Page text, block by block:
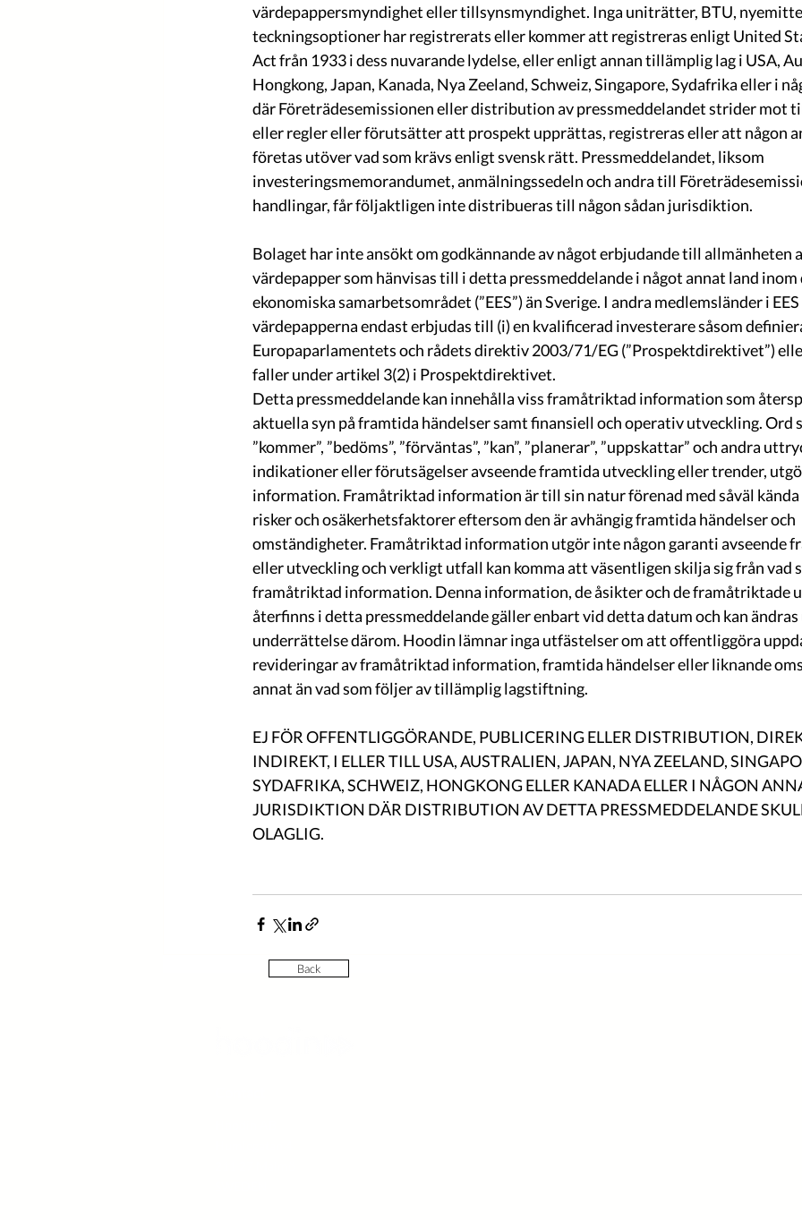
värdepappersmyndighet eller tillsynsmyndighet. Inga uniträtter, BTU,
teckningsoptioner har registrerats eller kommer att registreras enligt United
Act från 1933 i dess nuvarande lydelse, eller enligt annan tillämplig lag i USA,
Hongkong, Japan, Kanada, Nya Zeeland, Schweiz, Singapore, Sydafrika eller i
där Företrädesemissionen eller distribution av pressmeddelandet strider mot
eller regler eller förutsätter att prospekt upprättas, registreras eller att någon
företas utöver vad som krävs enligt svensk rätt. Pressmeddelandet, liksom
investeringsmemorandumet, anmälningssedeln och andra till
handlingar, får följaktligen inte distribueras till någon sådan jurisdiktion.
Bolaget har inte ansökt om godkännande av något erbjudande till allmänheten
värdepapper som hänvisas till i detta pressmeddelande i något annat land inom
ekonomiska samarbetsområdet (”EES”) än Sverige. I andra medlemsländer i
värdepapperna endast erbjudas till (i) en kvalificerad investerare såsom
Europaparlamentets och rådets direktiv 2003/71/EG (”Prospektdirektivet”)
faller under artikel 3(2) i Prospektdirektivet.
Detta pressmeddelande kan innehålla viss framåtriktad information som
aktuella syn på framtida händelser samt finansiell och operativ utveckling. Ord
”kommer”, ”bedöms”, ”förväntas”, ”kan”, ”planerar”, ”uppskattar” och andra
indikationer eller förutsägelser avseende framtida utveckling eller trender,
information. Framåtriktad information är till sin natur förenad med såväl kända
risker och osäkerhetsfaktorer eftersom den är avhängig framtida händelser och
omständigheter. Framåtriktad information utgör inte någon garanti avseende
eller utveckling och verkligt utfall kan komma att väsentligen skilja sig från vad
framåtriktad information. Denna information, de åsikter och de framåtriktade
återfinns i detta pressmeddelande gäller enbart vid detta datum och kan ändras
underrättelse därom. Hoodin lämnar inga utfästelser om att offentliggöra
revideringar av framåtriktad information, framtida händelser eller liknande
annat än vad som följer av tillämplig lagstiftning.
EJ FÖR OFFENTLIGGÖRANDE, PUBLICERING ELLER DISTRIBUTION,
INDIREKT, I ELLER TILL USA, AUSTRALIEN, JAPAN, NYA ZEELAND,
SYDAFRIKA, SCHWEIZ, HONGKONG ELLER KANADA ELLER I NÅGON
JURISDIKTION DÄR DISTRIBUTION AV DETTA PRESSMEDDELANDE
OLAGLIG.
Back